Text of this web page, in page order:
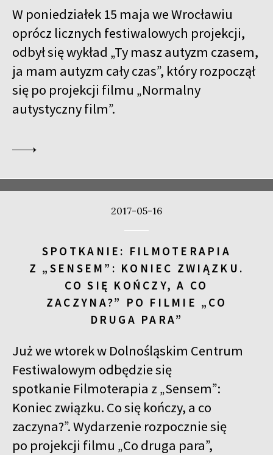
W poniedziałek 15 maja we Wrocławiu
oprócz licznych festiwalowych projekcji,
odbył się wykład „Ty masz autyzm czasem,
ja mam autyzm cały czas”, który rozpoczął
się po projekcji filmu „Normalny
autystyczny film”.
2017-05-16
SPOTKANIE: FILMOTERAPIA
Z „SENSEM”: KONIEC ZWIĄZKU.
CO SIĘ KOŃCZY, A CO
ZACZYNA?” PO FILMIE „CO
DRUGA PARA”
Już we wtorek w Dolnośląskim Centrum
Festiwalowym odbędzie się
spotkanie Filmoterapia z „Sensem”:
Koniec związku. Co się kończy, a co
zaczyna?”. Wydarzenie rozpocznie się
po projekcji filmu „Co druga para”,